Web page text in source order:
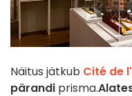
Näitus jätkub Cité de l'
pärandi prisma.